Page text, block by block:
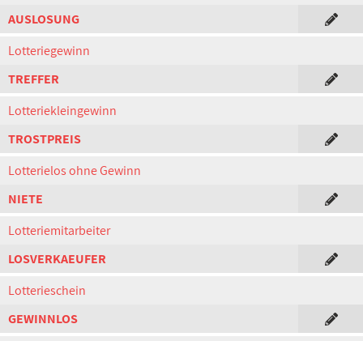
AUSLOSUNG
Lotteriegewinn
TREFFER
Lotteriekleingewinn
TROSTPREIS
Lotterielos ohne Gewinn
NIETE
Lotteriemitarbeiter
LOSVERKAEUFER
Lotterieschein
GEWINNLOS